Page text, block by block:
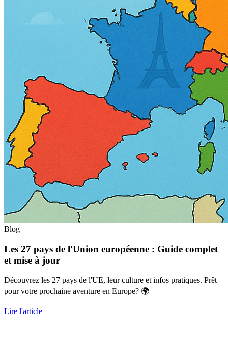
Blog
Les 27 pays de l'Union européenne : Guide complet
et mise à jour
Découvrez les 27 pays de l'UE, leur culture et infos pratiques. Prêt
pour votre prochaine aventure en Europe? 🌍
Lire l'article